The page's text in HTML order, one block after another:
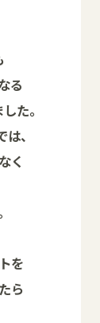
る
た。
、
く
を
ら